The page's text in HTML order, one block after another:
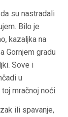
su nastradali
Bilo je
kazaljka na
Gornjem gradu
Sove i
u
mračnoj noći.
ili spavanje,